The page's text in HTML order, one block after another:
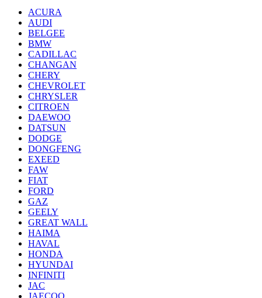
ACURA
AUDI
BELGEE
BMW
CADILLAC
CHANGAN
CHERY
CHEVROLET
CHRYSLER
CITROEN
DAEWOO
DATSUN
DODGE
DONGFENG
EXEED
FAW
FIAT
FORD
GAZ
GEELY
GREAT WALL
HAIMA
HAVAL
HONDA
HYUNDAI
INFINITI
JAC
JAECOO